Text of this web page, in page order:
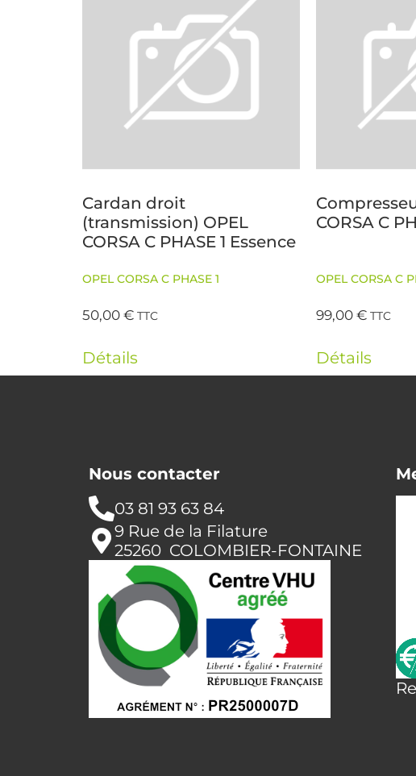
Cardan droit
(transmission) OPEL
CORSA C PHASE 1 Essence
OPEL CORSA C PHASE 1
50,00€ TTC
Détails
CORSA C
OPEL CORSA C
99,00€ TTC
Détails
Nous contacter
03 81 93 63 84
9 Rue de la Filature
25260 COLOMBIER-FONTAINE